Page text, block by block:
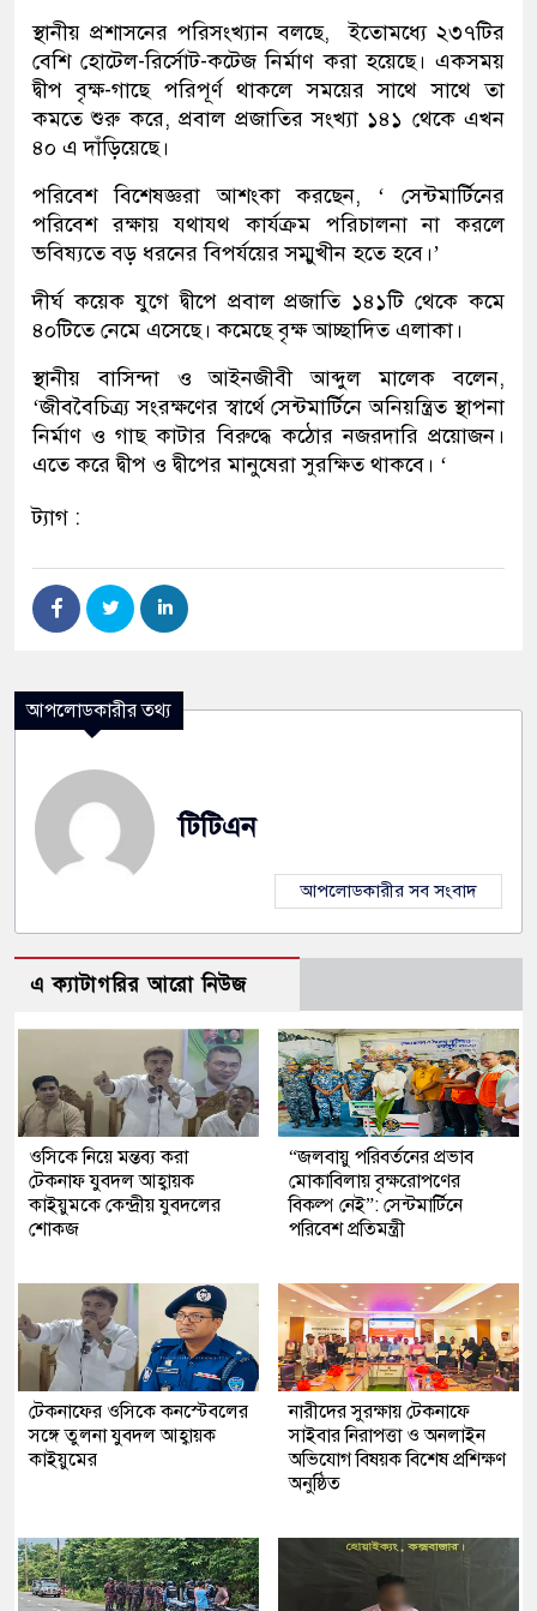
স্থানীয় প্রশাসনের পরিসংখ্যান বলছে, ইতোমধ্যে ২৩৭টির
বেশি হোটেল-রির্সোট-কটেজ নির্মাণ করা হয়েছে। একসময়
দ্বীপ বৃক্ষ-গাছে পরিপূর্ণ থাকলে সময়ের সাথে সাথে তা
কমতে শুরু করে, প্রবাল প্রজাতির সংখ্যা ১৪১ থেকে এখন
৪০ এ দাঁড়িয়েছে।
পরিবেশ বিশেষজ্ঞরা আশংকা করছেন, ‘ সেন্টমার্টিনের
পরিবেশ রক্ষায় যথাযথ কার্যক্রম পরিচালনা না করলে
ভবিষ্যতে বড় ধরনের বিপর্যয়ের সম্মুখীন হতে হবে।’
দীর্ঘ কয়েক যুগে দ্বীপে প্রবাল প্রজাতি ১৪১টি থেকে কমে
৪০টিতে নেমে এসেছে। কমেছে বৃক্ষ আচ্ছাদিত এলাকা।
স্থানীয় বাসিন্দা ও আইনজীবী আব্দুল মালেক বলেন,
‘জীববৈচিত্র্য সংরক্ষণের স্বার্থে সেন্টমার্টিনে অনিয়ন্ত্রিত স্থাপনা
নির্মাণ ও গাছ কাটার বিরুদ্ধে কঠোর নজরদারি প্রয়োজন।
এতে করে দ্বীপ ও দ্বীপের মানুষেরা সুরক্ষিত থাকবে। ‘
ট্যাগ :
আপলোডকারীর তথ্য
টিটিএন
আপলোডকারীর সব সংবাদ
এ ক্যাটাগরির আরো নিউজ
ওসিকে নিয়ে মন্তব্য করা
টেকনাফ যুবদল আহ্বায়ক
কাইয়ুমকে কেন্দ্রীয় যুবদলের
শোকজ
“জলবায়ু পরিবর্তনের প্রভাব
মোকাবিলায় বৃক্ষরোপণের
বিকল্প নেই”: সেন্টমার্টিনে
পরিবেশ প্রতিমন্ত্রী
টেকনাফের ওসিকে কনস্টেবলের
সঙ্গে তুলনা যুবদল আহ্বায়ক
কাইয়ুমের
নারীদের সুরক্ষায় টেকনাফে
সাইবার নিরাপত্তা ও অনলাইন
অভিযোগ বিষয়ক বিশেষ প্রশিক্ষণ
অনুষ্ঠিত